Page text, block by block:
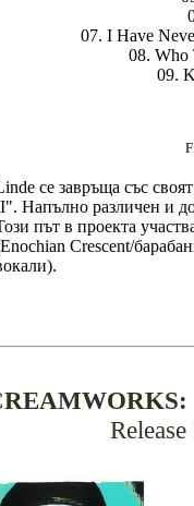
07. I Have
08. Who
09.
се завръща със
Напълно различен и
път в проекта
Crescent/